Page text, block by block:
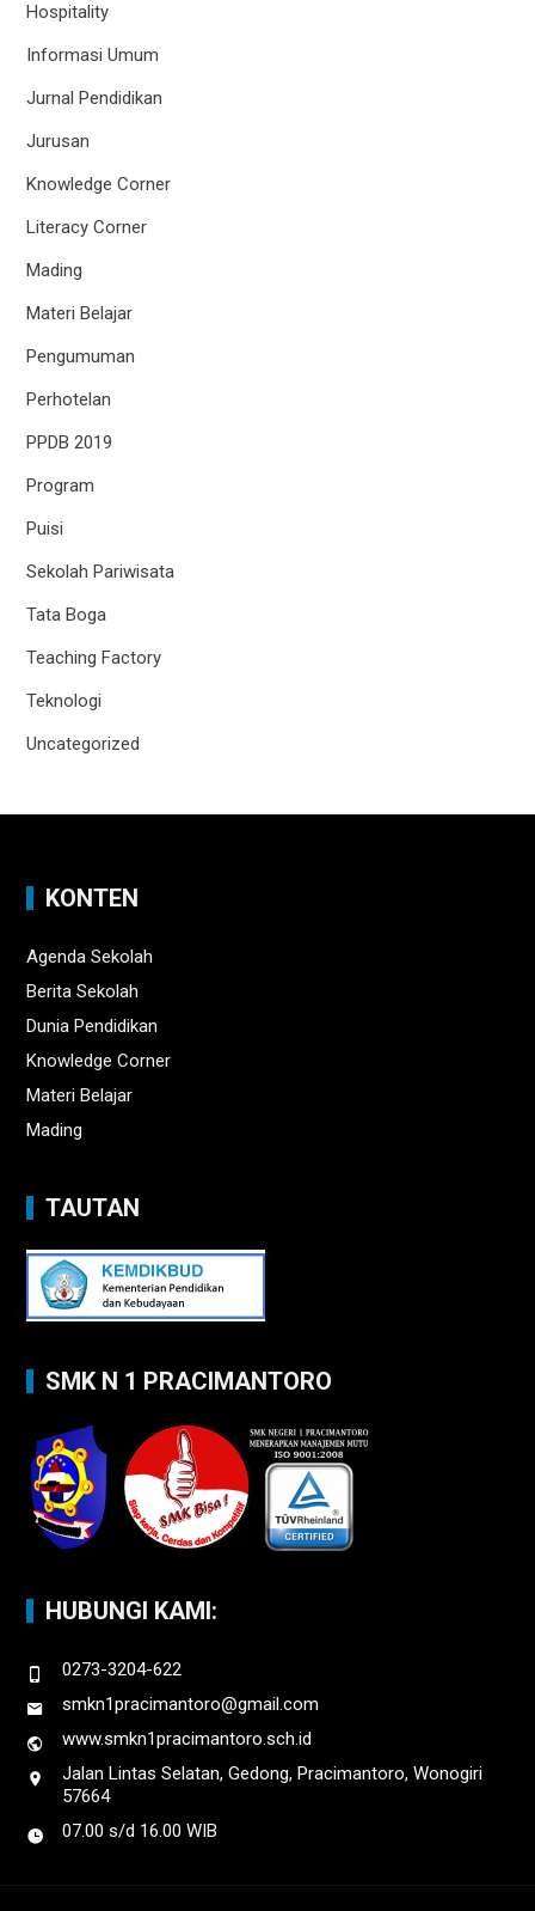
Hospitality
Informasi Umum
Jurnal Pendidikan
Jurusan
Knowledge Corner
Literacy Corner
Mading
Materi Belajar
Pengumuman
Perhotelan
PPDB 2019
Program
Puisi
Sekolah Pariwisata
Tata Boga
Teaching Factory
Teknologi
Uncategorized
KONTEN
Agenda Sekolah
Berita Sekolah
Dunia Pendidikan
Knowledge Corner
Materi Belajar
Mading
TAUTAN
SMK N 1 PRACIMANTORO
HUBUNGI KAMI:
0273-3204-622
smkn1pracimantoro@gmail.com
www.smkn1pracimantoro.sch.id
Jalan Lintas Selatan, Gedong, Pracimantoro, Wonogiri
57664
07.00 s/d 16.00 WIB